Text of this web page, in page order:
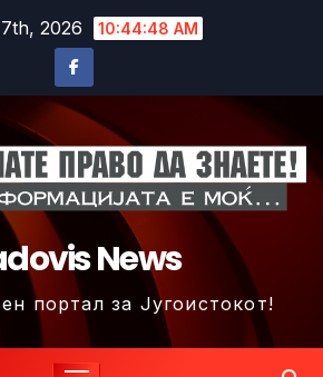
2026 10:44:51 AM
News
портал за Југоистокот!